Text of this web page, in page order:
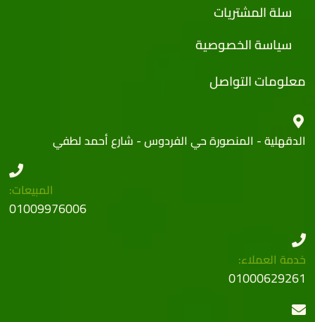
سلة المشتريات
سياسة الخصوصية
معلومات التواصل
الدقهلية - المنصورة حي الفردوس - شارع أحمد لطفي
المبيعات:
01009976006
خدمة العملاء:
01000629261